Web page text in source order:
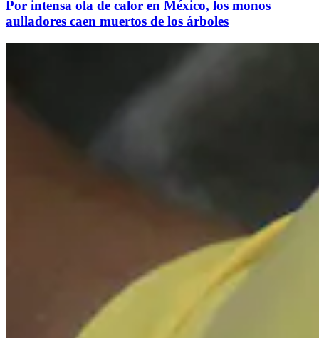
Por intensa ola de calor en México, los monos
aulladores caen muertos de los árboles